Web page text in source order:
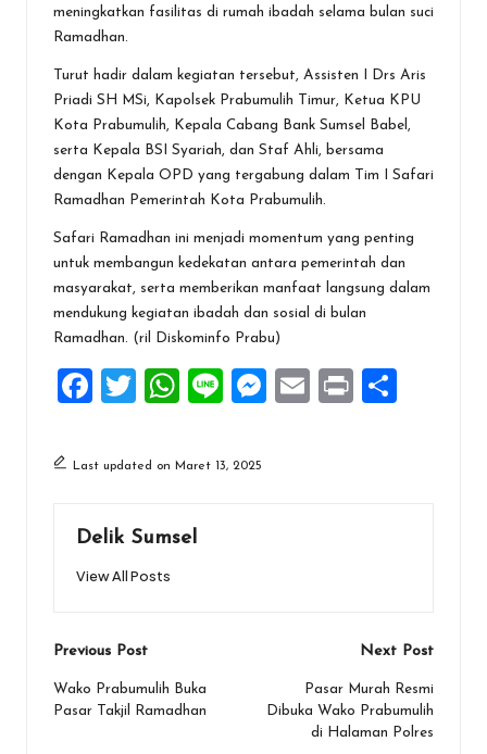
meningkatkan fasilitas di rumah ibadah selama bulan suci
Ramadhan.
Turut hadir dalam kegiatan tersebut, Assisten I Drs Aris
Priadi SH MSi, Kapolsek Prabumulih Timur, Ketua KPU
Kota Prabumulih, Kepala Cabang Bank Sumsel Babel,
serta Kepala BSI Syariah, dan Staf Ahli, bersama
dengan Kepala OPD yang tergabung dalam Tim I Safari
Ramadhan Pemerintah Kota Prabumulih.
Safari Ramadhan ini menjadi momentum yang penting
untuk membangun kedekatan antara pemerintah dan
masyarakat, serta memberikan manfaat langsung dalam
mendukung kegiatan ibadah dan sosial di bulan
Ramadhan. (ril Diskominfo Prabu)
F
ce
o
T
tt
W
at
A
Li
e
M
E
Pr
Last updated on Maret 13, 2025
Delik Sumsel
View All Posts
Post
navigation
Previous Post
Wako Prabumulih Buka
Pasar Takjil Ramadhan
Next Post
Pasar Murah Resmi
Dibuka Wako Prabumulih
di Halaman Polres